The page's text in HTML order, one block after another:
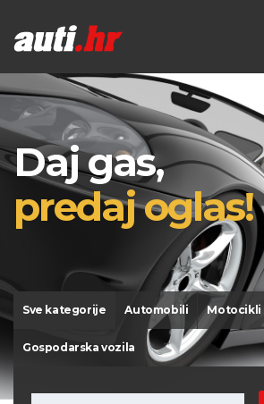
Daj gas,
predaj oglas!
Sve kategorije Automobili Motocikli
Gospodarska vozila